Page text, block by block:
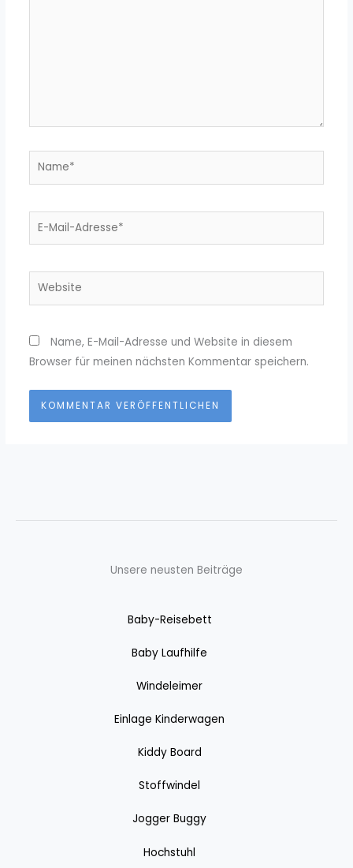
Name*
E-
Website
Name, E-Mail-Adresse und Website in diesem
Browser für meinen nächsten Kommentar speichern.
Unsere neusten Beiträge
Baby-Reisebett
Baby Laufhilfe
Windeleimer
Einlage Kinderwagen
Kiddy Board
Stoffwindel
Jogger Buggy
Hochstuhl